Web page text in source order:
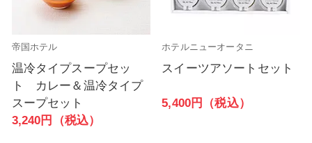
帝国ホテル
温冷タイプスープセッ
ト カレー＆温冷タイプ
スープセット
3,240円（税込）
ホテルニューオータニ
スイーツアソートセット
5,400円（税込）